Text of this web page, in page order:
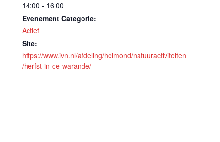
14:00 - 16:00
Evenement Categorie:
Actief
Site:
https://www.ivn.nl/afdeling/helmond/natuuractiviteiten
/herfst-in-de-warande/